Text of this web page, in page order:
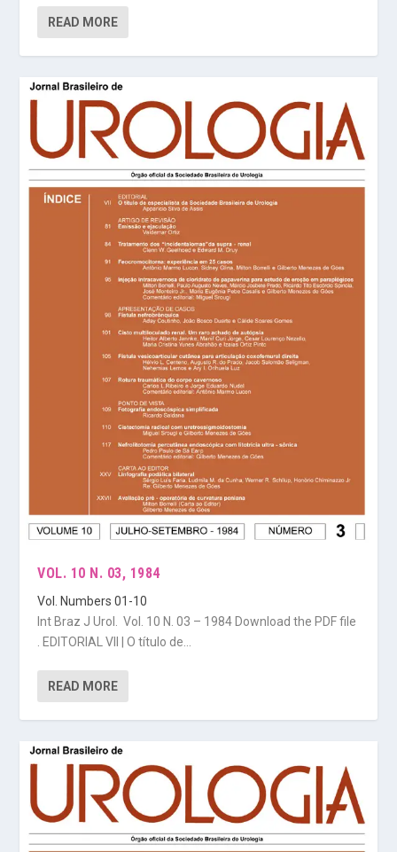
READ MORE
VOL. 10 N. 03, 1984
Vol. Numbers 01-10
Int Braz J Urol. Vol. 10 N. 03 – 1984 Download the PDF file
. EDITORIAL VII | O título de...
READ MORE